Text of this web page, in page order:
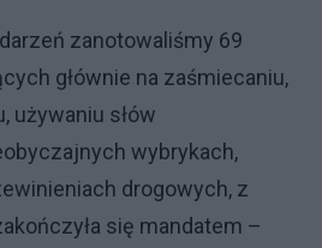
zanotowaliśmy 69
głównie na zaśmiecaniu,
używaniu słów
wybrykach,
drogowych, z
się mandatem –